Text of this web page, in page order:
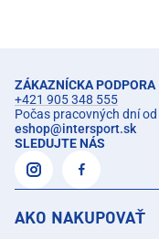
ZÁKAZNÍCKA PODPORA
+421 905 348 555
Počas pracovných dní
eshop@intersport.sk
SLEDUJTE NÁS
AKO NAKUPOVAŤ